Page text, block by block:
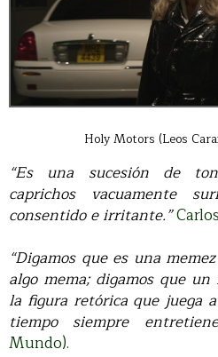
Holy Motors (Leos
“Es una sucesión de
caprichos vacuamente
consentido e irritante.”
“Digamos que es una
algo mema; digamos que
la figura retórica que juega
tiempo siempre
Mundo).